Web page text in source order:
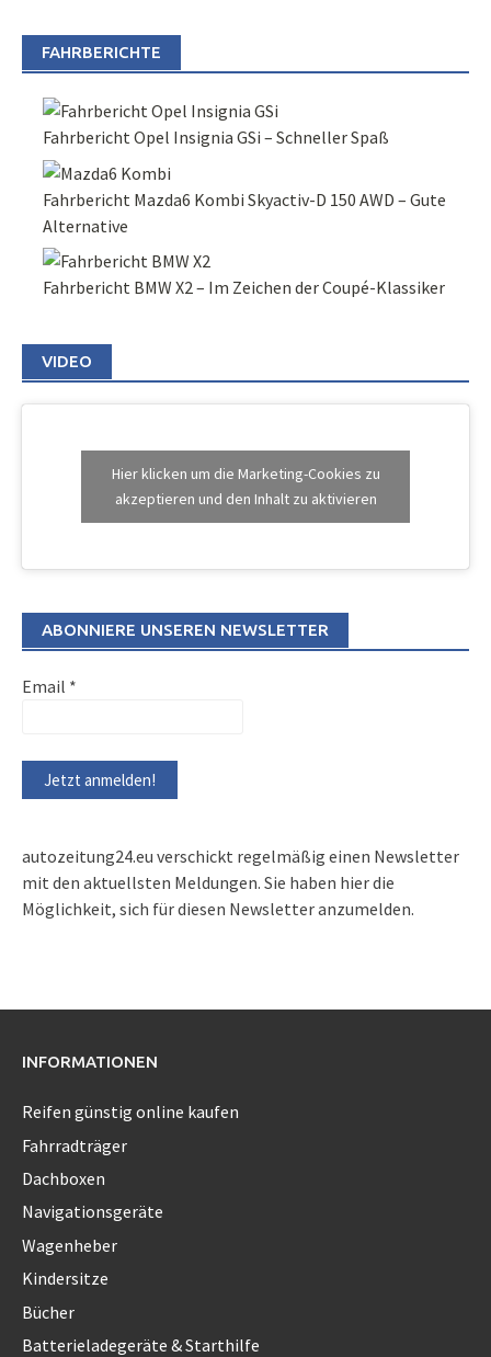
FAHRBERICHTE
Fahrbericht Opel Insignia GSi – Schneller Spaß
Fahrbericht Mazda6 Kombi Skyactiv-D 150 AWD – Gute
Alternative
Fahrbericht BMW X2 – Im Zeichen der Coupé-Klassiker
VIDEO
Hier klicken um die Marketing-Cookies zu
akzeptieren und den Inhalt zu aktivieren
ABONNIERE UNSEREN NEWSLETTER
Email *
autozeitung24.eu verschickt regelmäßig einen Newsletter
mit den aktuellsten Meldungen. Sie haben hier die
Möglichkeit, sich für diesen Newsletter anzumelden.
INFORMATIONEN
Reifen günstig online kaufen
Fahrradträger
Dachboxen
Navigationsgeräte
Wagenheber
Kindersitze
Bücher
Batterieladegeräte & Starthilfe